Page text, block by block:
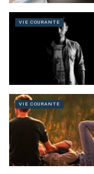
VIE COURANTE
VIE COURANTE